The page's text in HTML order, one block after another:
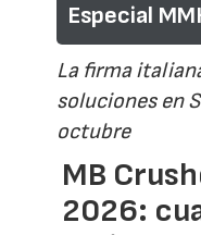
Especial
La firma
soluciones en
octubre
MB
2026: